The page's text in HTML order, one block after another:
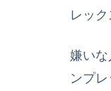
レッ
嫌いな
ンプ